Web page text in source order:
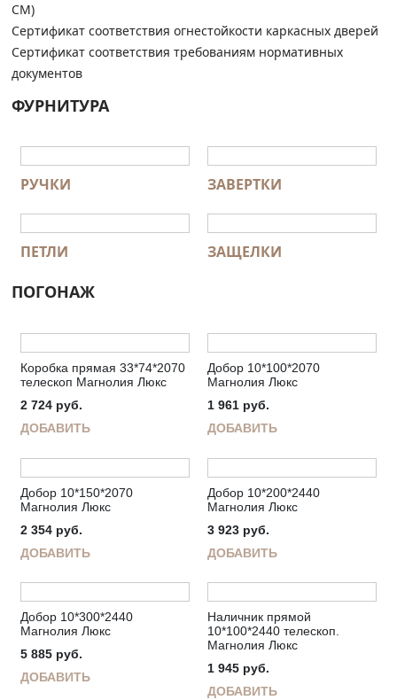
СМ)
Сертификат соответствия огнестойкости каркасных дверей
Сертификат соответствия требованиям нормативных
документов
ФУРНИТУРА
РУЧКИ ЗАВЕРТКИ
ПЕТЛИ ЗАЩЕЛКИ
ПОГОНАЖ
Коробка прямая 33*74*2070
телескоп Магнолия Люкс
2 724 руб.
ДОБАВИТЬ
Добор 10*100*2070
Магнолия Люкс
1 961 руб.
ДОБАВИТЬ
Добор 10*150*2070
Магнолия Люкс
2 354 руб.
ДОБАВИТЬ
Добор 10*200*2440
Магнолия Люкс
3 923 руб.
ДОБАВИТЬ
Добор 10*300*2440
Магнолия Люкс
5 885 руб.
ДОБАВИТЬ
Наличник прямой
10*100*2440 телескоп.
Магнолия Люкс
1 945 руб.
ДОБАВИТЬ